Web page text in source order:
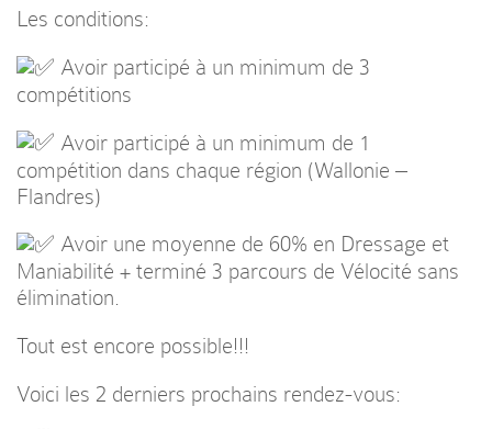
Les conditions:
Avoir participé à un minimum de 3
compétitions
Avoir participé à un minimum de 1
compétition dans chaque région (Wallonie –
Flandres)
Avoir une moyenne de 60% en Dressage et
Maniabilité + terminé 3 parcours de Vélocité sans
élimination.
Tout est encore possible!!!
Voici les 2 derniers prochains rendez-vous: